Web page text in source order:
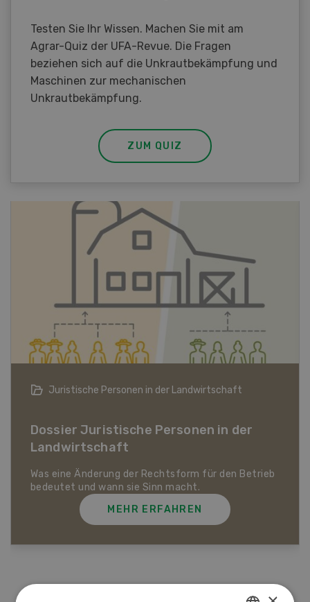
Testen Sie Ihr Wissen. Machen Sie mit am
Agrar-Quiz der UFA-Revue. Die Fragen
beziehen sich auf die Unkrautbekämpfung und
Maschinen zur mechanischen
Unkrautbekämpfung.
ZUM QUIZ
Bio-Artikel
Dossier Bio-Artikel
MEHR ERFAHREN